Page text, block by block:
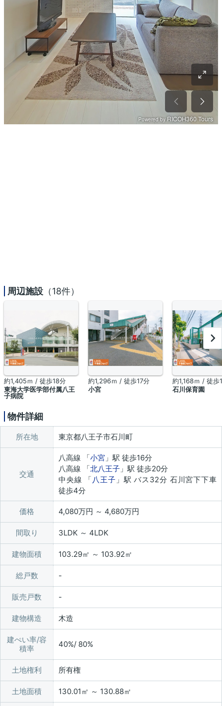
周辺施設 （18件）
約1,405ｍ / 徒歩18分
東海大学医学部付属八王
子病院
約1,296ｍ / 徒歩17分
小宮
約1,168ｍ / 徒歩
石川保育園
物件詳細
所在地 東京都八王子市石川町
交通
八高線 「小宮 」駅 徒歩16分
八高線 「北八王子 」駅 徒歩20分
中央線 「 八王子 」駅 バス32分 石川宮下下車
徒歩4分
価格 4,080万円 ～ 4,680万円
間取り 3LDK ～ 4LDK
建物面積 103.29㎡ ～ 103.92㎡
総戸数
販売戸数
建物構造 木造
建ぺい率/容
積率
40%/ 80%
土地権利 所有権
土地面積 130.01㎡ ～ 130.88㎡